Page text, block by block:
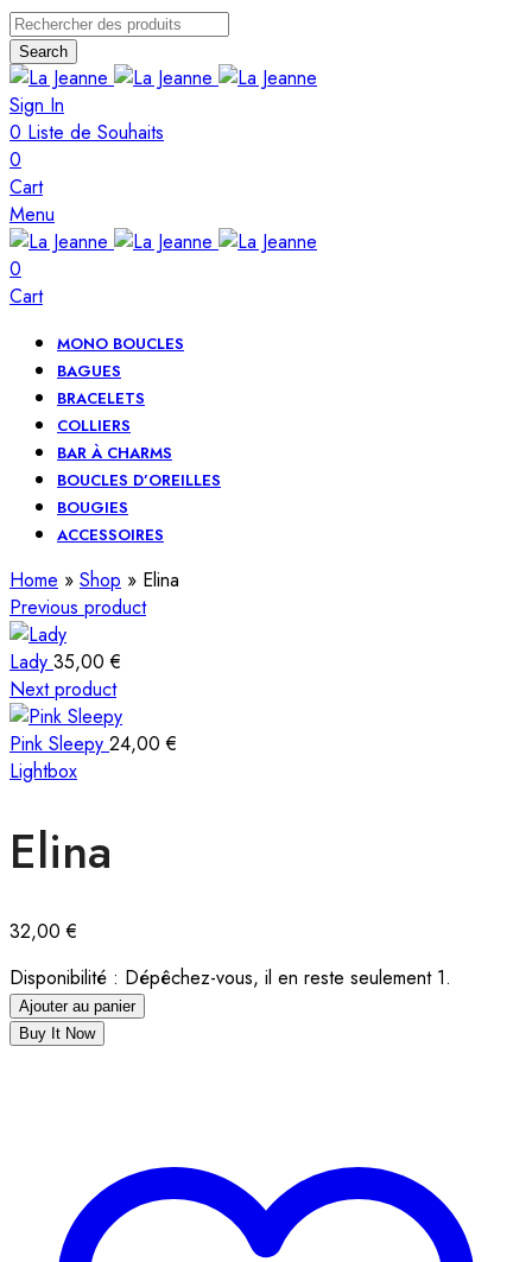
Search
Sign In
0 Liste de Souhaits
0
Cart
Menu
0
Cart
MONO BOUCLES
BAGUES
BRACELETS
COLLIERS
BAR À CHARMS
BOUCLES D’OREILLES
BOUGIES
ACCESSOIRES
Home » Shop » Elina
Previous product
Lady 35,00€
Next product
Pink Sleepy 24,00€
Lightbox
Elina
32,00€
Disponibilité : Dépêchez-vous, il en reste seulement 1.
Ajouter au panier
Buy It Now